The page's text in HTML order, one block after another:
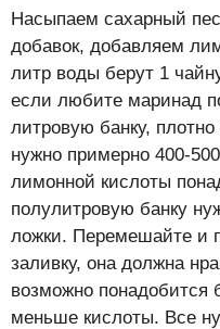
Насыпаем сахарный
добавок, добавляем
литр воды берут 1
если любите маринад
литровую банку,
нужно примерно 400-
лимонной кислоты
полулитровую банку
ложки. Перемешайте и
заливку, она должна
возможно
меньше кислоты. Все